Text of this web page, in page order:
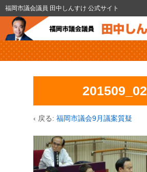
福岡市議会議員 田中しんすけ 公式サイト
201509_02
‹ 戻る: 福岡市議会9月議案質疑